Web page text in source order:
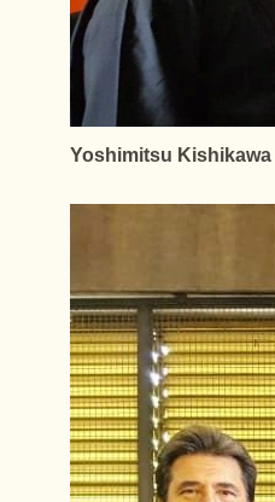
Yoshimitsu Kishikawa